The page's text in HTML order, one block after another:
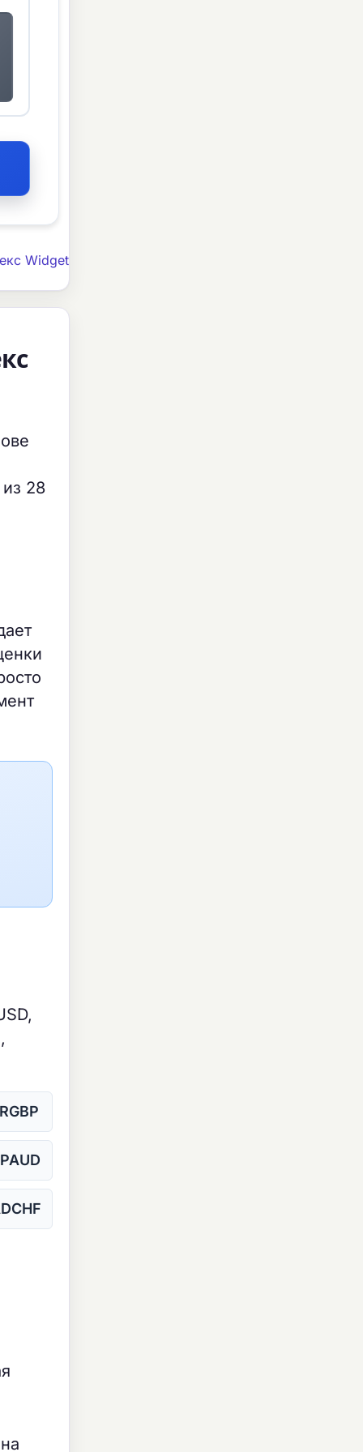
Widget
28